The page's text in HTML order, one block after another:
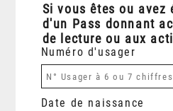
Si vous êtes ou avez
d'un Pass donnant
de lecture ou aux
Numéro d'usager
Date de naissance